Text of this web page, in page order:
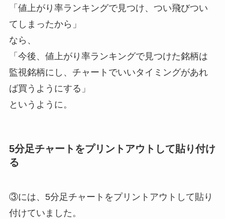
「値上がり率ランキングで見つけ、つい飛びつい
てしまったから」
なら、
「今後、値上がり率ランキングで見つけた銘柄は
監視銘柄にし、チャートでいいタイミングがあれ
ば買うようにする」
というように。
5分足チャートをプリントアウトして貼り付け
る
③には、5分足チャートをプリントアウトして貼り
付けていました。